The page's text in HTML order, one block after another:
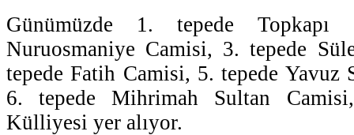
Günümüzde 1. tepede Topkapı
Nuruosmaniye Camisi, 3. tepede
tepede Fatih Camisi, 5. tepede Yavuz
6. tepede Mihrimah Sultan
Külliyesi yer alıyor.